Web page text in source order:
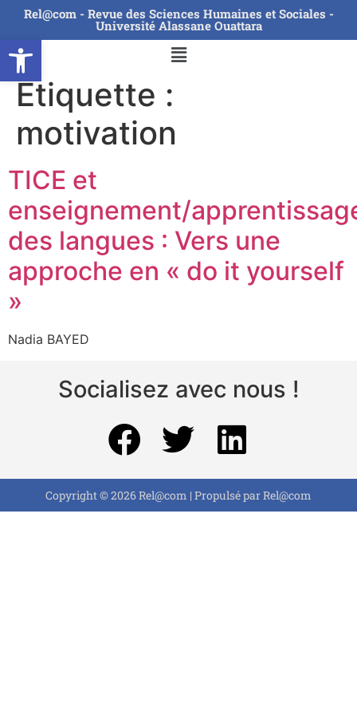
Ouvrir la barre d’outils
Rel@com - Revue des Sciences Humaines et Sociales -
Université Alassane Ouattara
Étiquette :
motivation
TICE et
enseignement/
des langues : Vers une
approche en « do it yourself
»
Nadia BAYED
Socialisez avec nous !
Copyright © 2026 Rel@com | Propulsé par Rel@com